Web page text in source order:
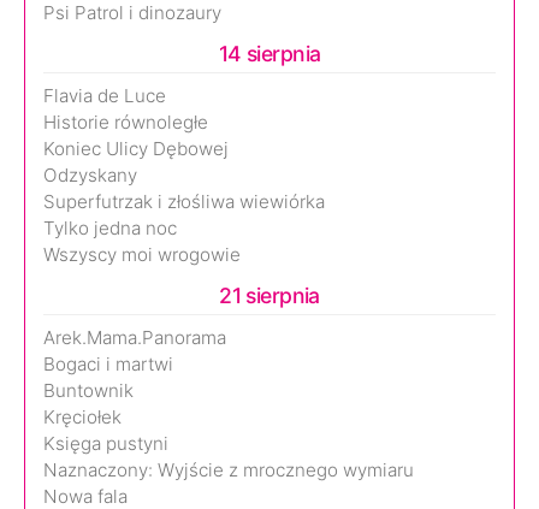
Psi Patrol i dinozaury
14 sierpnia
Flavia de Luce
Historie równoległe
Koniec Ulicy Dębowej
Odzyskany
Superfutrzak i złośliwa wiewiórka
Tylko jedna noc
Wszyscy moi wrogowie
21 sierpnia
Arek.Mama.Panorama
Bogaci i martwi
Buntownik
Kręciołek
Księga pustyni
Naznaczony: Wyjście z mrocznego wymiaru
Nowa fala